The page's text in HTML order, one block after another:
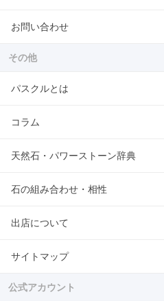
お問い合わせ
その他
パスクルとは
コラム
天然石・パワーストーン辞典
石の組み合わせ・相性
出店について
サイトマップ
公式アカウント